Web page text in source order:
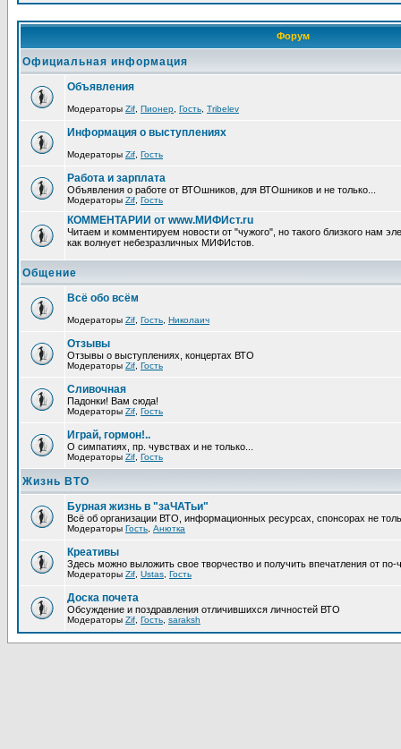
Форум
Официальная информация
Объявления
Модераторы Zif Пионер Гость Tribelev
Информация о выступлениях
Модераторы Zif Гость
Работа и зарплата
Объявления о работе от ВТОшников, для ВТОшников и не только...
Модераторы Zif Гость
КОММЕНТАРИИ от www.МИФИст.ru
Читаем и комментируем новости от "чужого", но такого близкого нам
как волнует небезразличных МИФИстов.
Общение
Всё обо всём
Модераторы Zif Гость Николаич
Отзывы
Отзывы о выступлениях, концертах ВТО
Модераторы Zif Гость
Сливочная
Падонки! Вам сюда!
Модераторы Zif Гость
Играй, гормон!..
О симпатиях, пр. чувствах и не только...
Модераторы Zif Гость
Жизнь ВТО
Бурная жизнь в "заЧАТьи"
Всё об организации ВТО, информационных ресурсах, спонсорах не
Модераторы Гость Анютка
Креативы
Здесь можно выложить свое творчество и получить впечатления от по-
Модераторы Zif Ustas Гость
Доска почета
Обсуждение и поздравления отличившихся личностей ВТО
Модераторы Zif Гость saraksh